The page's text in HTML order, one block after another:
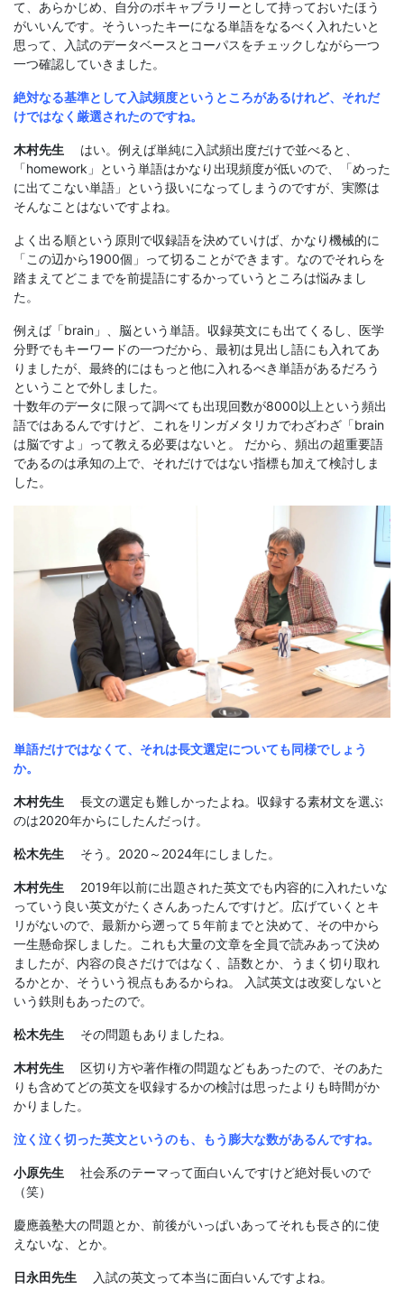
て、あらかじめ、自分のボキャブラリーとして持っておいたほう
がいいんです。そういったキーになる単語をなるべく入れたいと
思って、入試のデータベースとコーパスをチェックしながら一つ
一つ確認していきました。
絶対なる基準として入試頻度というところがあるけれど、それだ
けではなく厳選されたのですね。
木村先生 はい。例えば単純に入試頻出度だけで並べると、
「homework」という単語はかなり出現頻度が低いので、「めった
に出てこない単語」という扱いになってしまうのですが、実際は
そんなことはないですよね。
よく出る順という原則で収録語を決めていけば、かなり機械的に
「この辺から1900個」って切ることができます。なのでそれらを
踏まえてどこまでを前提語にするかっていうところは悩みまし
た。
例えば「brain」、脳という単語。収録英文にも出てくるし、医学
分野でもキーワードの一つだから、最初は見出し語にも入れてあ
りましたが、最終的にはもっと他に入れるべき単語があるだろう
ということで外しました。
十数年のデータに限って調べても出現回数が8000以上という頻出
語ではあるんですけど、これをリンガメタリカでわざわざ「brain
は脳ですよ」って教える必要はないと。 だから、頻出の超重要語
であるのは承知の上で、それだけではない指標も加えて検討しま
した。
単語だけではなくて、それは長文選定についても同様でしょう
か。
木村先生 長文の選定も難しかったよね。収録する素材文を選ぶ
のは2020年からにしたんだっけ。
松木先生 そう。2020～2024年にしました。
木村先生 2019年以前に出題された英文でも内容的に入れたいな
っていう良い英文がたくさんあったんですけど。広げていくとキ
リがないので、最新から遡って５年前までと決めて、その中から
一生懸命探しました。これも大量の文章を全員で読みあって決め
ましたが、内容の良さだけではなく、語数とか、うまく切り取れ
るかとか、そういう視点もあるからね。 入試英文は改変しないと
いう鉄則もあったので。
松木先生 その問題もありましたね。
木村先生 区切り方や著作権の問題などもあったので、そのあた
りも含めてどの英文を収録するかの検討は思ったよりも時間がか
かりました。
泣く泣く切った英文というのも、もう膨大な数があるんですね。
小原先生 社会系のテーマって面白いんですけど絶対長いので
（笑）
慶應義塾大の問題とか、前後がいっぱいあってそれも長さ的に使
えないな、とか。
日永田先生 入試の英文って本当に面白いんですよね。